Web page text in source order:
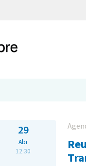
29
Abr
12:30